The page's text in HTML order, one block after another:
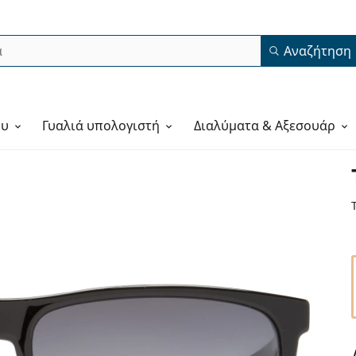
Αναζήτηση
Γυαλιά υπολογιστή Διαλύματα & Αξεσουάρ